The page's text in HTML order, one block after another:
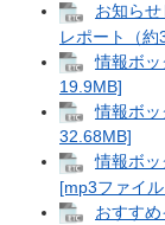
お知ら
レポート（
情報ボ
19.9MB]
情報ボ
32.68MB]
情報ボッ
[mp3ファイ
おすす